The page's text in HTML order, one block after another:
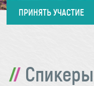
ПРИНЯТЬ УЧАСТИЕ
Спикеры